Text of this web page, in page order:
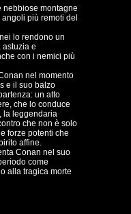
nebbiose montagne
più remoti del
lo rendono un
astuzia e
con i nemici più
nel momento
e il suo balzo
un atto
che lo conduce
la leggendaria
che non è solo
forze potenti che
affine.
Conan nel suo
come
alla tragica morte